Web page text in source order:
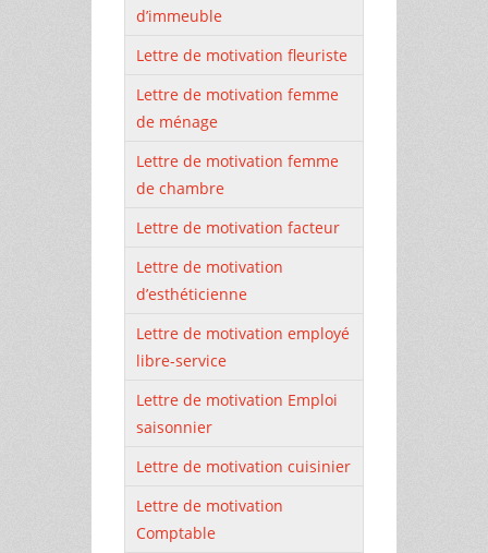
d’immeuble
Lettre de motivation fleuriste
Lettre de motivation femme
de ménage
Lettre de motivation femme
de chambre
Lettre de motivation facteur
Lettre de motivation
d’esthéticienne
Lettre de motivation employé
libre-service
Lettre de motivation Emploi
saisonnier
Lettre de motivation cuisinier
Lettre de motivation
Comptable